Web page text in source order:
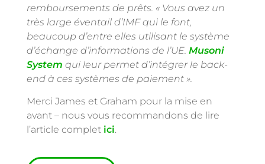
remboursements de prêts. « Vous avez un
très large éventail d’IMF qui le font,
beaucoup d’entre elles utilisant le système
d’échange d’informations de l’UE. Musoni
System qui leur permet d’intégrer le back-
end à ces systèmes de paiement ».
Merci James et Graham pour la mise en
avant – nous vous recommandons de lire
l’article complet ici.